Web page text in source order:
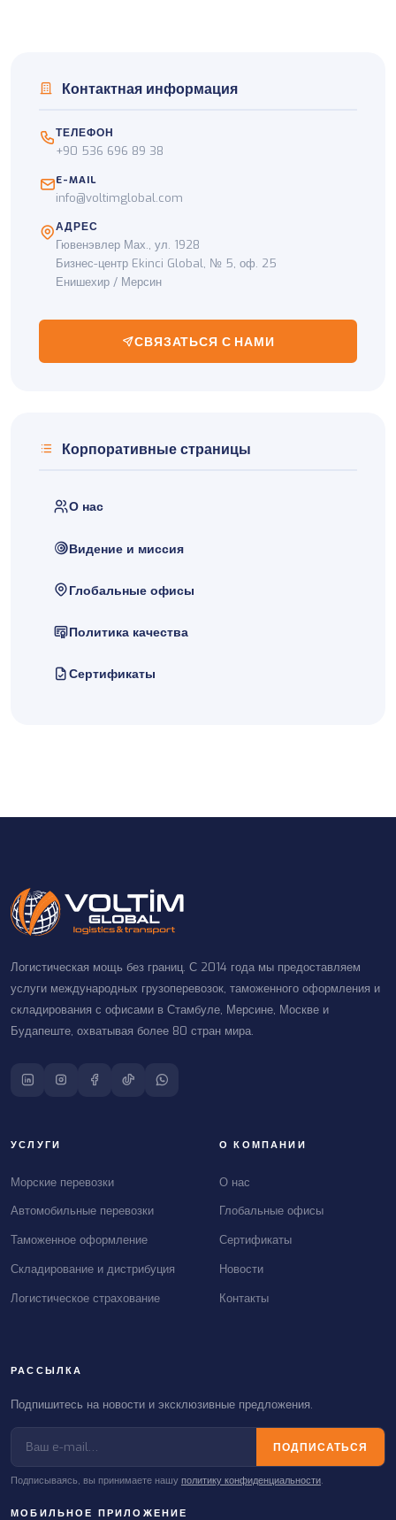
Контактная информация
ТЕЛЕФОН
+90 536 696 89 38
E-MAIL
info@voltimglobal.com
АДРЕС
Гювенэвлер Мах., ул. 1928
Бизнес-центр Ekinci Global, № 5, оф. 25
Енишехир / Мерсин
СВЯЗАТЬСЯ С НАМИ
Корпоративные страницы
О нас
Видение и миссия
Глобальные офисы
Политика качества
Сертификаты
Логистическая мощь без границ. С 2014 года мы предоставляем
услуги международных грузоперевозок, таможенного оформления и
складирования с офисами в Стамбуле, Мерсине, Москве и
Будапеште, охватывая более 80 стран мира.
УСЛУГИ
Морские перевозки
Автомобильные перевозки
Таможенное оформление
Складирование и дистрибуция
Логистическое страхование
О КОМПАНИИ
О нас
Глобальные офисы
Сертификаты
Новости
Контакты
РАССЫЛКА
Подпишитесь на новости и эксклюзивные предложения.
ПОДПИСАТЬСЯ
Подписываясь, вы принимаете нашу политику конфиденциальности.
МОБИЛЬНОЕ ПРИЛОЖЕНИЕ